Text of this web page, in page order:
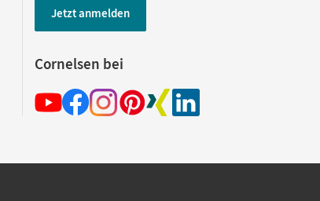
Jetzt anmelden
Cornelsen bei